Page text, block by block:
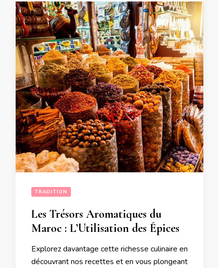
TRADITION
Les Trésors Aromatiques du
Maroc : L’Utilisation des Épices
Explorez davantage cette richesse culinaire en
découvrant nos recettes et en vous plongeant